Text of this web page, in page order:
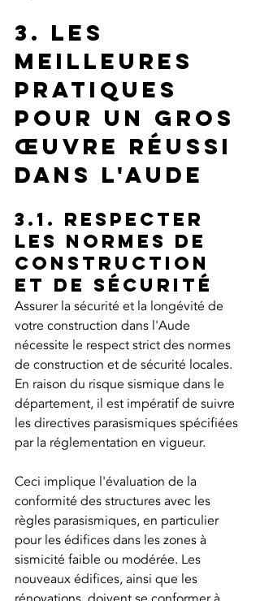
3. Les
meilleures
pratiques
pour un gros
œuvre réussi
dans l'Aude
3.1. Respecter
les normes de
construction
et de sécurité
Assurer la sécurité et la longévité de
votre construction dans l'Aude
nécessite le respect strict des normes
de construction et de sécurité locales.
En raison du risque sismique dans le
département, il est impératif de suivre
les directives parasismiques spécifiées
par la réglementation en vigueur.
Ceci implique l'évaluation de la
conformité des structures avec les
règles parasismiques, en particulier
pour les édifices dans les zones à
sismicité faible ou modérée. Les
nouveaux édifices, ainsi que les